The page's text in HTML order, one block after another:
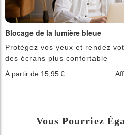
Blocage de la lumière bleue
Protégez vos yeux et rendez
des écrans plus confortable
À partir de 15,95 €
Vous Pourriez